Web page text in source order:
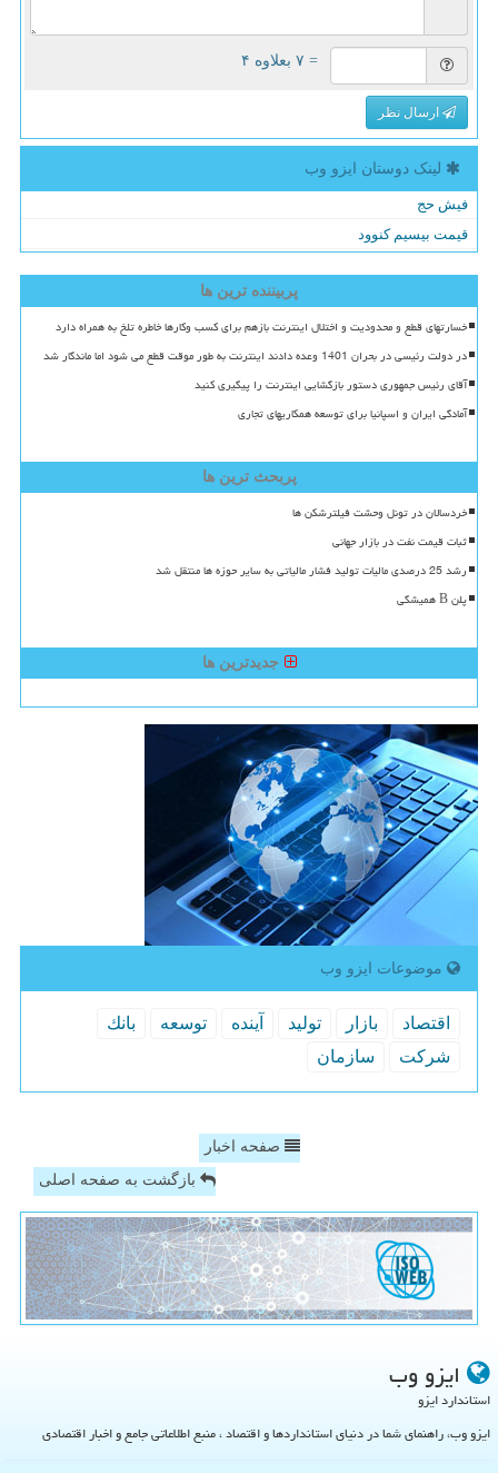
= ۷ بعلاوه ۴
ارسال نظر
لینک دوستان ایزو وب
فیش حج
قیمت بیسیم کنوود
پربیننده ترین ها
خسارتهای قطع و محدودیت و اختلال اینترنت بازهم برای کسب وکارها خاطره تلخ به همراه دارد
در دولت رئیسی در بحران 1401 وعده دادند اینترنت به طور موقت قطع می شود اما ماندگار شد
آقای رئیس جمهوری دستور بازگشایی اینترنت را پیگیری کنید
آمادگی ایران و اسپانیا برای توسعه همکاریهای تجاری
پربحث ترین ها
خردسالان در تونل وحشت فیلترشکن ها
ثبات قیمت نفت در بازار جهانی
رشد 25 درصدی مالیات تولید فشار مالیاتی به سایر حوزه ها منتقل شد
پلن B همیشگی
جدیدترین ها
موضوعات ایزو وب
اقتصاد بازار تولید آینده توسعه
بانك
شركت
سازمان
صفحه اخبار
بازگشت به صفحه اصلی
ایزو وب
استاندارد ایزو
ایزو وب، راهنمای شما در دنیای استانداردها و اقتصاد ، منبع اطلاعاتی جامع و اخبار اقتصادی